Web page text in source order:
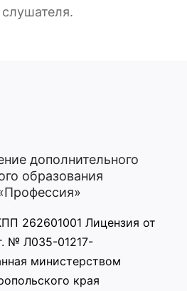
дополнительного
образования
262601001 Лицензия от
№ Л035-01217-
министерством
края